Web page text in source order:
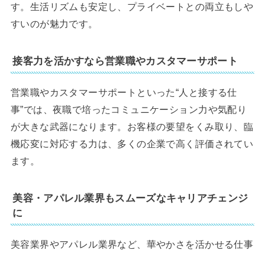
す。生活リズムも安定し、プライベートとの両立もしや
すいのが魅力です。
接客力を活かすなら営業職やカスタマーサポート
営業職やカスタマーサポートといった“人と接する仕
事”では、夜職で培ったコミュニケーション力や気配り
が大きな武器になります。お客様の要望をくみ取り、臨
機応変に対応する力は、多くの企業で高く評価されてい
ます。
美容・アパレル業界もスムーズなキャリアチェンジ
に
美容業界やアパレル業界など、華やかさを活かせる仕事